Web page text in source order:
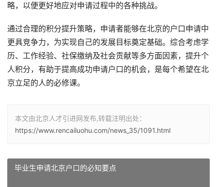
略，以便更好地应对申请过程中的各种挑战。
通过合理的积分提升策略，申请者能够在北京的户口申请中
更具竞争力，为实现自己的发展目标奠定基础。综合考虑学
历、工作经验、社保缴纳及社会贡献等多方面因素，提升个
人积分，有助于提高成功申请户口的机会，是每个希望在北
京立足的人的必修课。
本文由北京人才引进网发布,转载注明出处：
https://www.rencailuohu.com/news_35/1091.html
毕业生申请北京户口的必知要点